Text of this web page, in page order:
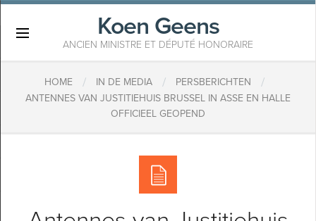
Koen Geens
ANCIEN MINISTRE ET DÉPUTÉ HONORAIRE
HOME / IN DE MEDIA / PERSBERICHTEN /
​ANTENNES VAN JUSTITIEHUIS BRUSSEL IN ASSE EN HALLE
OFFICIEEL GEOPEND